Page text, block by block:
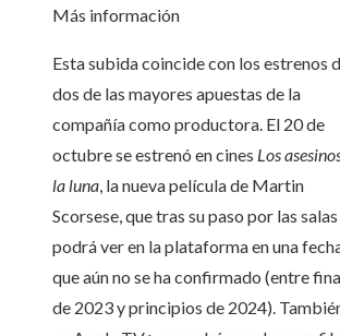
Más información
Esta subida coincide con los estrenos
dos de las mayores apuestas de la
compañía como productora. El 20 de
octubre se estrenó en cines Los
la luna, la nueva película de Martin
Scorsese, que tras su paso por las salas
podrá ver en la plataforma en una
que aún no se ha confirmado (entre
de 2023 y principios de 2024).